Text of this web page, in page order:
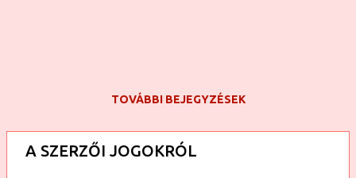
TOVÁBBI BEJEGYZÉSEK
A SZERZŐI JOGOKRÓL